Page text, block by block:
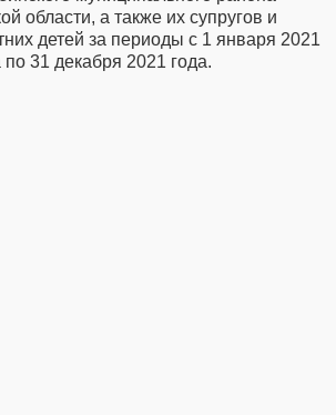
области, а также их супругов и
детей за периоды с 1 января 2021
по 31 декабря 2021 года.